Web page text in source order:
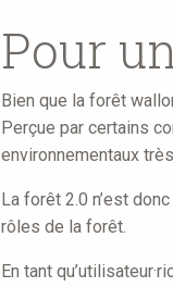
here
Pour
Bien que la forêt
Perçue par certains
environnementaux
La forêt 2.0 n’est
rôles de la forêt.
En tant